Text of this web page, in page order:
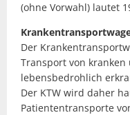
(ohne Vorwahl) lautet
Der
Transport von
lebensbedrohlich
Der KTW wird daher
Patiententransporte